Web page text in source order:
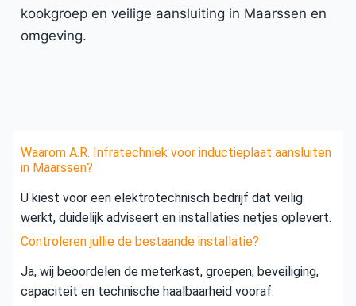
kookgroep en veilige aansluiting in Maarssen en
omgeving.
Waarom A.R. Infratechniek voor inductieplaat aansluiten
in Maarssen?
U kiest voor een elektrotechnisch bedrijf dat veilig
werkt, duidelijk adviseert en installaties netjes oplevert.
Controleren jullie de bestaande installatie?
Ja, wij beoordelen de meterkast, groepen, beveiliging,
capaciteit en technische haalbaarheid vooraf.